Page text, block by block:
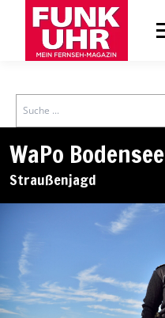
Search
WaPo Bodensee
Straußenjagd